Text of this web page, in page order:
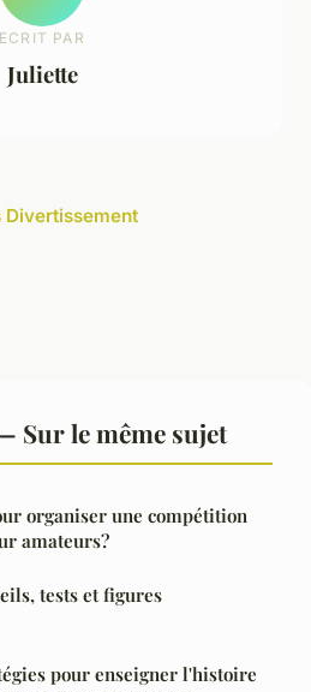
ECRIT PAR
Juliette
Sur le même sujet
organiser une compétition
amateurs?
tests et figures
pour enseigner l'histoire